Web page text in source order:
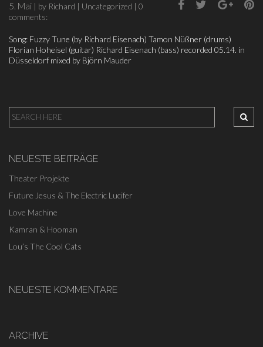
5. Mai | by Richard | Uncategorized | 0
comments:
Song: Fuzzy Tune (by Richard Eisenach) Tamon Nüßner (drums)
Florian Hoheisel (guitar) Richard Eisenach (bass) recorded 05.14. in
Düsseldorf mixed by Björn Mauder
NEUESTE BEITRÄGE
Theater Projekte
Future Jesus & The Electric Lucifer
Love Machine
Kamran & Hooman
Lou’s The Cool Cats
NEUESTE KOMMENTARE
ARCHIVE